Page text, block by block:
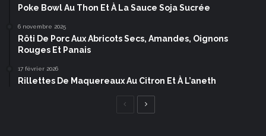
Poke Bowl Au Thon Et À La Sauce Soja Sucrée
6 novembre 2025
Rôti De Porc Aux Abricots Secs, Amandes, Oignons
Rouges Et Panais
17 février 2026
Rillettes De Maquereaux Au Citron Et À L’aneth
Page